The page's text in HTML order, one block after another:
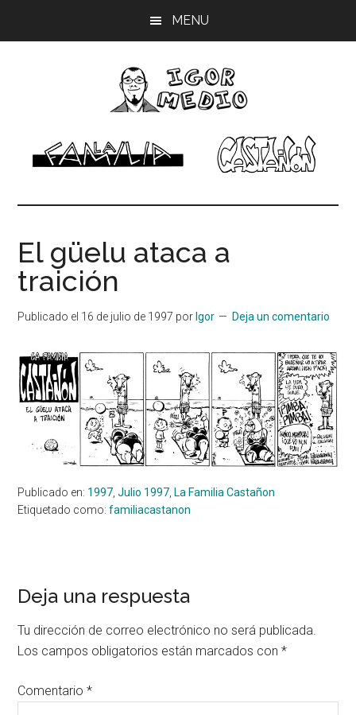
MENU
Igor
Medio
dibujante
El güelu ataca a
traición
Publicado el 16 de julio de 1997 por Igor Deja un comentario
Publicado en: 1997 ,Julio 1997 La Familia Castañon
Etiquetado como:familiacastanon
Interacciones
con
los
lectores
Deja una respuesta
Tu dirección de correo electrónico no será publicada.
Los campos obligatorios están marcados con*
Comentario*